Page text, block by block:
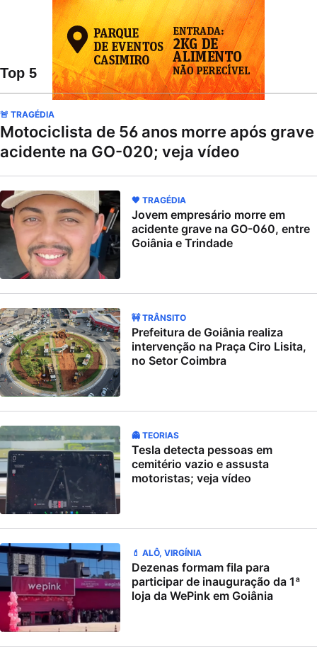
Top 5
🚨 TRAGÉDIA
Motociclista de 56 anos morre após grave
acidente na GO-020; veja vídeo
🖤 TRAGÉDIA
Jovem empresário morre em
acidente grave na GO-060, entre
Goiânia e Trindade
🚧 TRÂNSITO
Prefeitura de Goiânia realiza
intervenção na Praça Ciro Lisita,
no Setor Coimbra
👻 TEORIAS
Tesla detecta pessoas em
cemitério vazio e assusta
motoristas; veja vídeo
💄 ALÔ, VIRGÍNIA
Dezenas formam fila para
participar de inauguração da 1ª
loja da WePink em Goiânia